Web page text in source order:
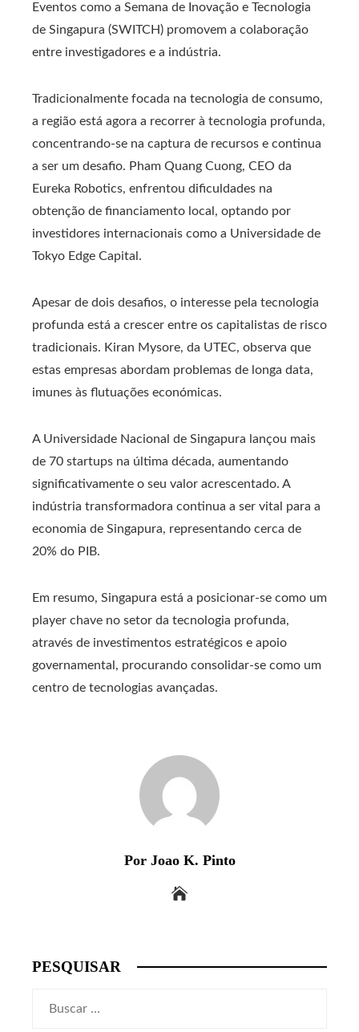
Eventos como a Semana de Inovação e Tecnologia
de Singapura (SWITCH) promovem a colaboração
entre investigadores e a indústria.
Tradicionalmente focada na tecnologia de consumo,
a região está agora a recorrer à tecnologia profunda,
concentrando-se na captura de recursos e continua
a ser um desafio. Pham Quang Cuong, CEO da
Eureka Robotics, enfrentou dificuldades na
obtenção de financiamento local, optando por
investidores internacionais como a Universidade de
Tokyo Edge Capital.
Apesar de dois desafios, o interesse pela tecnologia
profunda está a crescer entre os capitalistas de risco
tradicionais. Kiran Mysore, da UTEC, observa que
estas empresas abordam problemas de longa data,
imunes às flutuações económicas.
A Universidade Nacional de Singapura lançou mais
de 70 startups na última década, aumentando
significativamente o seu valor acrescentado. A
indústria transformadora continua a ser vital para a
economia de Singapura, representando cerca de
20% do PIB.
Em resumo, Singapura está a posicionar-se como um
player chave no setor da tecnologia profunda,
através de investimentos estratégicos e apoio
governamental, procurando consolidar-se como um
centro de tecnologias avançadas.
Por Joao K. Pinto
PESQUISAR